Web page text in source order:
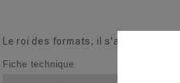
Le roi des formats, il s'adresse aux
Fiche technique